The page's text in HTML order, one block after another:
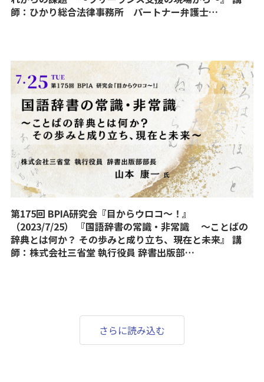
師：ひかり総合法律事務所 パートナー弁護士…
第175回 BPIA研究会『目からウロコ〜！』
（2023/7/25） 『国語辞書の常識・非常識 〜ことばの
辞典とは何か？ その歩みと成り立ち、現在と未来』 講
師：株式会社三省堂 執行役員 辞書出版部…
さらに読み込む